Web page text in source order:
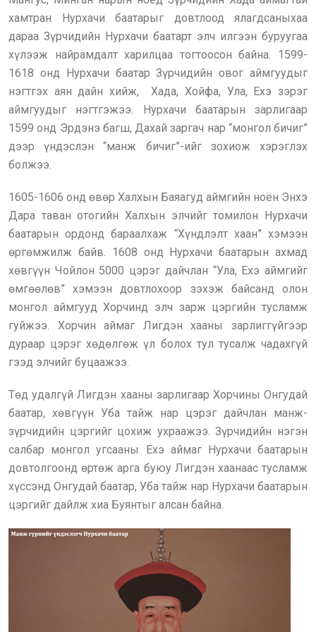
хамтран Нурхачи баатарыг довтлоод ялагдсаныхаа
дараа Зүрчидийн Нурхачи баатарт элч илгээн буруугаа
хүлээж найрамдалт харилцаа тогтоосон байна. 1599-
1618 онд Нурхачи баатар Зүрчидийн овог аймгуудыг
нэгтгэх аян дайн хийж, Хада, Хойфа, Ула, Ехэ зэрэг
аймгуудыг нэгтгэжээ. Нурхачи баатарын зарлигаар
1599 онд Эрдэнэ багш, Дахай заргач нар “монгол бичиг”
дээр үндэслэн “манж бичиг”-ийг зохиож хэрэглэх
болжээ.
1605-1606 онд өвөр Халхын Баяагуд аймгийн ноён Энхэ
Дара таван отогийн Халхын элчийг томилон Нурхачи
баатарын ордонд бараалхаж “Хүндлэлт хаан” хэмээн
өргөмжилж байв. 1608 онд Нурхачи баатарын ахмад
хөвгүүн Чойлон 5000 цэрэг дайчлан “Ула, Ехэ аймгийг
өмгөөлөв” хэмээн довтлохоор зэхэж байсанд олон
монгол аймгууд Хорчинд элч зарж цэргийн тусламж
гуйжээ. Хорчин аймаг Лигдэн хааны зарлиггүйгээр
дураар цэрэг хөдөлгөж үл болох тул тусалж чадахгүй
гээд элчийг буцаажээ.
Төд удалгүй Лигдэн хааны зарлигаар Хорчины Онгудай
баатар, хөвгүүн Уба тайж нар цэрэг дайчлан манж-
зүрчидийн цэргийг цохиж ухраажээ. Зүрчидийн нэгэн
салбар монгол угсааны Ехэ аймаг Нурхачи баатарын
довтолгоонд өртөж арга буюу Лигдэн хаанаас тусламж
хүссэнд Онгудай баатар, Уба тайж нар Нурхачи баатарын
цэргийг дайлж хиа Буянтыг алсан байна.